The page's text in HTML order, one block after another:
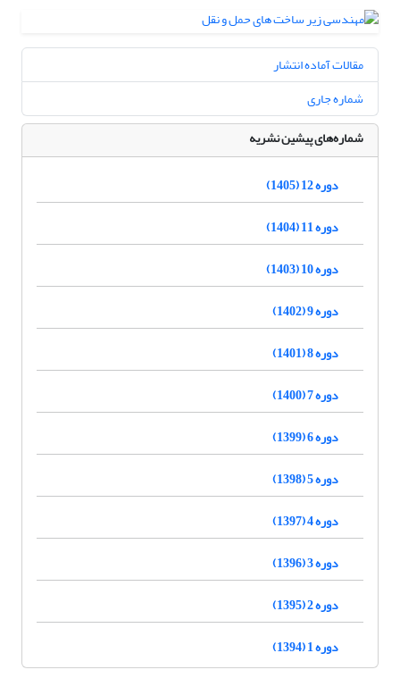
مقالات آماده انتشار
شماره جاری
شماره‌های پیشین نشریه
دوره 12 (1405)
دوره 11 (1404)
دوره 10 (1403)
دوره 9 (1402)
دوره 8 (1401)
دوره 7 (1400)
دوره 6 (1399)
دوره 5 (1398)
دوره 4 (1397)
دوره 3 (1396)
دوره 2 (1395)
دوره 1 (1394)